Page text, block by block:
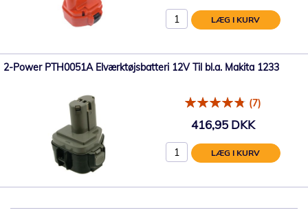
LÆG I KURV
2-Power PTH0051A Elværktøjsbatteri 12V Til bl.a. Makita 1233
(7)
416,95 DKK
LÆG I KURV